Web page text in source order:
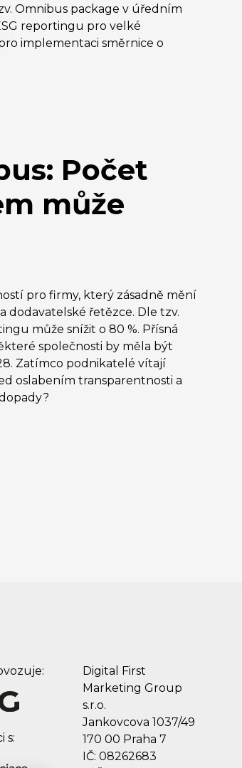
Omnibus package v úředním
reportingu pro velké
implementaci směrnice o
Počet
může
pro firmy, který zásadně mění
dodavatelské řetězce. Dle tzv.
může snížit o 80 %. Přísná
společnosti by měla být
Zatímco podnikatelé vítají
oslabením transparentnosti a
s:
Digital First
Marketing Group
s.r.o.
Jankovcova 1037/49
170 00 Praha 7
IČ: 08262683